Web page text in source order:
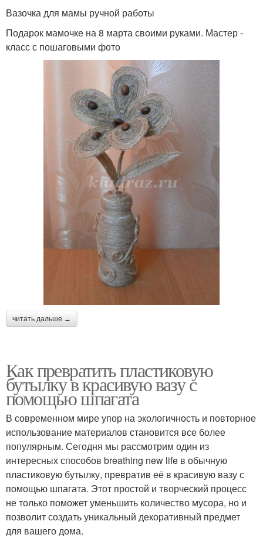
Вазочка для мамы ручной работы
Подарок мамочке на 8 марта своими руками. Мастер -
класс с пошаговыми фото
читать дальше →
Как превратить пластиковую
бутылку в красивую вазу с
помощью шпагата
В современном мире упор на экологичность и повторное
использование материалов становится все более
популярным. Сегодня мы рассмотрим один из
интересных способов breathing new life в обычную
пластиковую бутылку, превратив её в красивую вазу с
помощью шпагата. Этот простой и творческий процесс
не только поможет уменьшить количество мусора, но и
позволит создать уникальный декоративный предмет
для вашего дома.